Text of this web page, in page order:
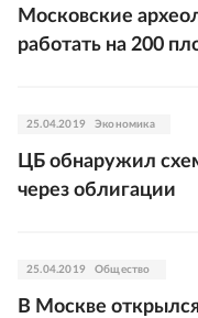
Московские
работать на 200
25.04.2019 Экономика
ЦБ обнаружил
через облигации
25.04.2019 Общество
В Москве